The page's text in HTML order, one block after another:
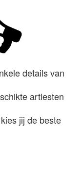
details van
artiesten
jij de beste